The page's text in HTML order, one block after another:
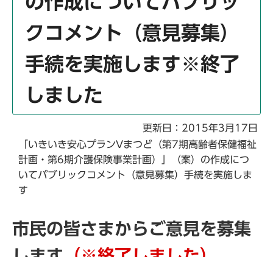
クコメント（意見募集）
手続を実施します※終了
しました
更新日：2015年3月17日
「いきいき安心プランVまつど（第7期高齢者保健福祉
計画・第6期介護保険事業計画）」（案）の作成につ
いてパブリックコメント（意見募集）手続を実施しま
す
市民の皆さまからご意見を募集